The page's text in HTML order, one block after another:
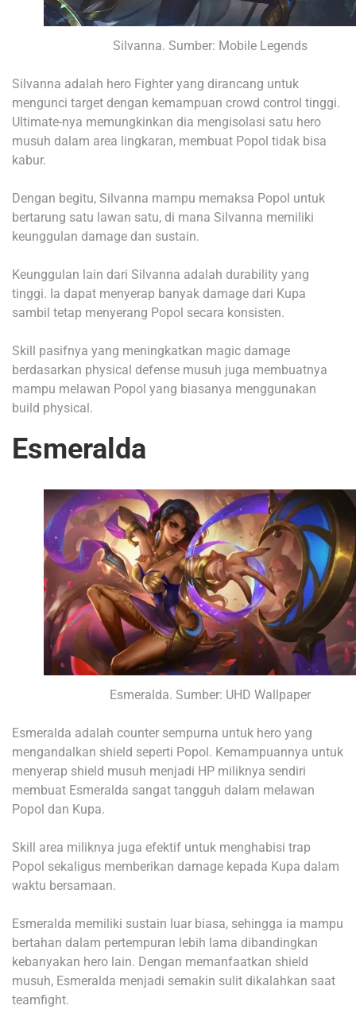
Silvanna. Sumber: Mobile Legends
Silvanna adalah hero Fighter yang dirancang untuk
mengunci target dengan kemampuan crowd control tinggi.
Ultimate-nya memungkinkan dia mengisolasi satu hero
musuh dalam area lingkaran, membuat Popol tidak bisa
kabur.
Dengan begitu, Silvanna mampu memaksa Popol untuk
bertarung satu lawan satu, di mana Silvanna memiliki
keunggulan damage dan sustain.
Keunggulan lain dari Silvanna adalah durability yang
tinggi. Ia dapat menyerap banyak damage dari Kupa
sambil tetap menyerang Popol secara konsisten.
Skill pasifnya yang meningkatkan magic damage
berdasarkan physical defense musuh juga membuatnya
mampu melawan Popol yang biasanya menggunakan
build physical.
Esmeralda
Esmeralda. Sumber: UHD Wallpaper
Esmeralda adalah counter sempurna untuk hero yang
mengandalkan shield seperti Popol. Kemampuannya untuk
menyerap shield musuh menjadi HP miliknya sendiri
membuat Esmeralda sangat tangguh dalam melawan
Popol dan Kupa.
Skill area miliknya juga efektif untuk menghabisi trap
Popol sekaligus memberikan damage kepada Kupa dalam
waktu bersamaan.
Esmeralda memiliki sustain luar biasa, sehingga ia mampu
bertahan dalam pertempuran lebih lama dibandingkan
kebanyakan hero lain. Dengan memanfaatkan shield
musuh, Esmeralda menjadi semakin sulit dikalahkan saat
teamfight.